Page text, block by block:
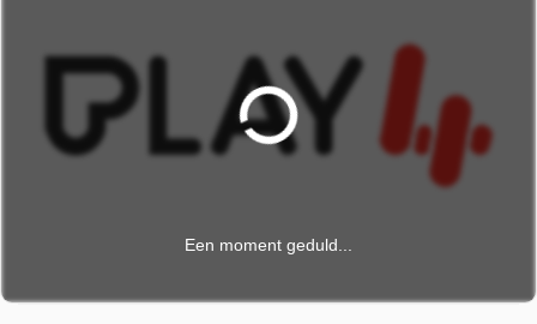
Een moment geduld...